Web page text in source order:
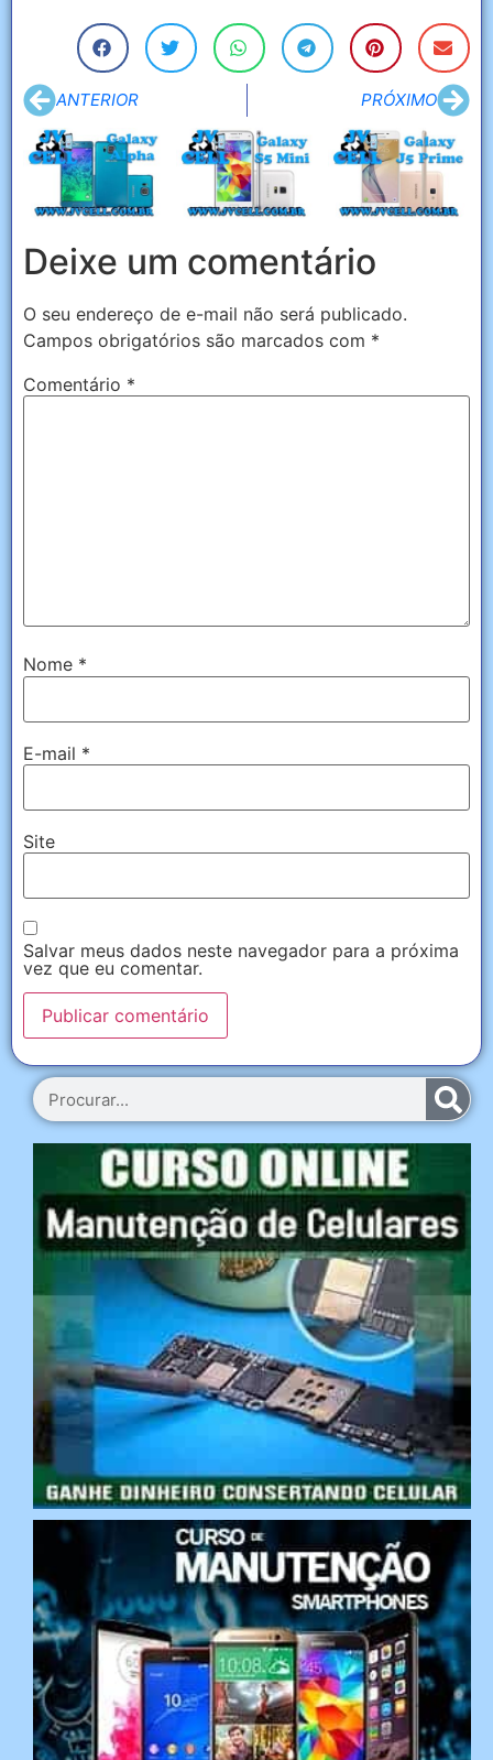
ANTERIOR PRÓXIMO
Deixe um comentário
O seu endereço de e-mail não será publicado.
Campos obrigatórios são marcados com *
Comentário *
Nome *
E-mail *
Site
Salvar meus dados neste navegador para a próxima
vez que eu comentar.